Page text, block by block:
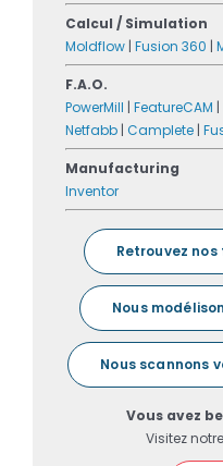
Calcul / Simulation
Moldflow | Fusion 360 |
F.A.O.
PowerMill | FeatureCAM |
Netfabb | Camplete |
Manufacturing
Inventor
Retrouvez
Nous
Nous scannons
Vous avez
Visitez